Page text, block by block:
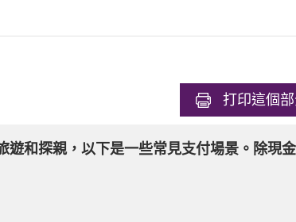
打印這個
遊和探親，以下是一些常見支付場景。除現